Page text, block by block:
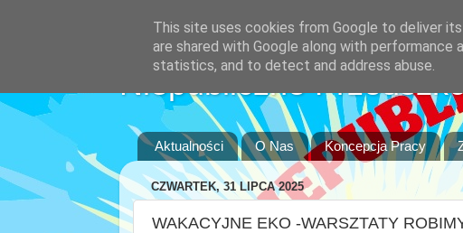
Niepubliczne
Aktualności O Nas Koncepcja Pracy
CZWARTEK, 31 LIPCA 2025
WAKACYJNE EKO -WARSZTATY
This site uses cookies from Google to deliver
are shared with Google along with
statistics, and to detect and address abuse.